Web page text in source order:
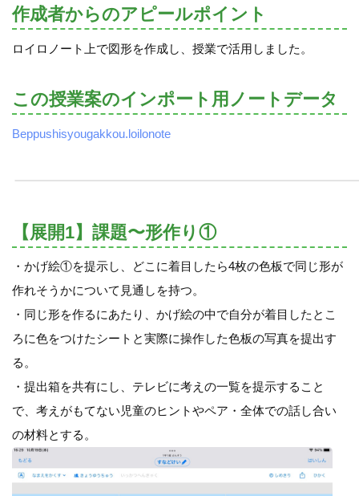
作成者からのアピールポイント
ロイロノート上で図形を作成し、授業で活用しました。
この授業案のインポート用ノートデータ
Beppushisyougakkou.loilonote
【展開1】課題〜形作り①
・かげ絵①を提示し、どこに着目したら4枚の色板で同じ形が
作れそうかについて見通しを持つ。
・同じ形を作るにあたり、かげ絵の中で自分が着目したとこ
ろに色をつけたシートと実際に操作した色板の写真を提出す
る。
・提出箱を共有にし、テレビに考えの一覧を提示すること
で、考えがもてない児童のヒントやペア・全体での話し合い
の材料とする。